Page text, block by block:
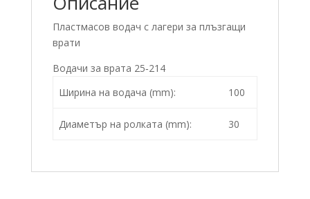
Пластмасов водач с лагери за плъзгащи
врати
Водачи за врата 25‑214
Ширина на водача (mm):
100
Диаметър на ролката (mm): 30